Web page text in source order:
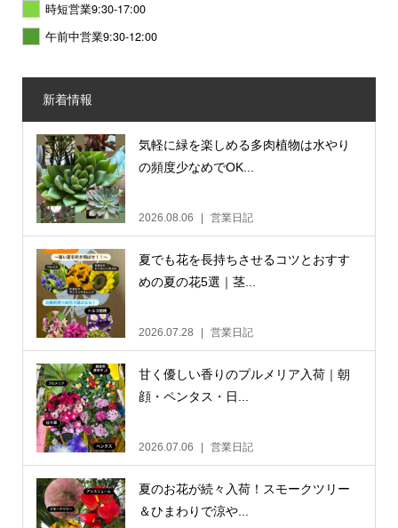
時短営業9:30-17:00
午前中営業9:30-12:00
新着情報
気軽に緑を楽しめる多肉植物は水やり
の頻度少なめでOK...
2026.08.06 営業日記
夏でも花を長持ちさせるコツとおすす
めの夏の花5選｜茎...
2026.07.28 営業日記
甘く優しい香りのプルメリア入荷｜朝
顔・ペンタス・日...
2026.07.06 営業日記
夏のお花が続々入荷！スモークツリー
＆ひまわりで涼や...